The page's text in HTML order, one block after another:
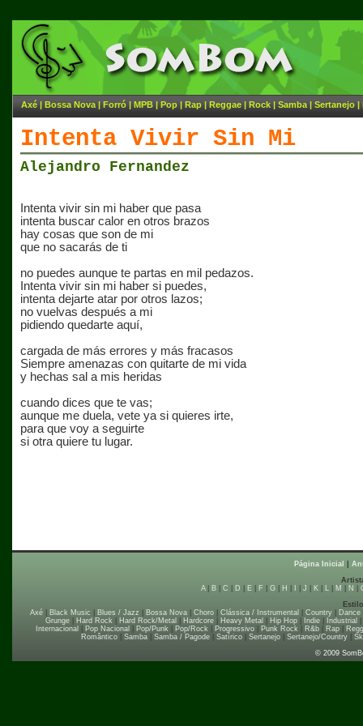
Axé | Bossa Nova | Forró | MPB | Pop | Rap | Reggae | Rock | Samba | Sertanejo |
Intenta Vivir Sin Mi
Alejandro Fernandez
Intenta vivir sin mi haber que pasa
intenta buscar calor en otros brazos
hay cosas que son de mi
que no sacarás de ti
no puedes aunque te partas en mil pedazos.
Intenta vivir sin mi haber si puedes,
intenta dejarte atar por otros lazos;
no vuelvas después a mi
pidiendo quedarte aquí,
cargada de más errores y más fracasos
Siempre amenazas con quitarte de mi vida
y hechas sal a mis heridas
cuando dices que te vas;
aunque me duela, vete ya si quieres irte,
para que voy a seguirte
si otra quiere tu lugar.
Página Inicial
A| B| C D E| F G| H J K| L| M N
Axé
Black Music Blues / Jazz Bossa Nova Choro Clássica / Instrumental Country Dance
Grunge| Hard Rock| Hard Rock/Metal Hardcore| Heavy Metal Hip Hop| Indie| Industrial
Internacional
Pop Nacional Pop/Punk| Pop/Rock| Progressivo| Punk Rock| R&b| Rap|
Romântico| Samba| Samba / Pagode| Satírico| Sertanejo| Sertanejo/Country|
© 2009